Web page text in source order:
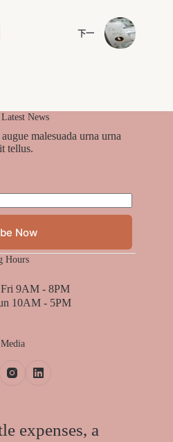
下一
News
malesuada urna urna
tellus.
Now
Hours
9AM - 8PM
10AM - 5PM
expenses, a